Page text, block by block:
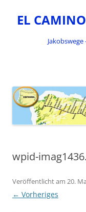
springen
EL
wpid-
Veröffentlicht am 20.
← Vorheriges